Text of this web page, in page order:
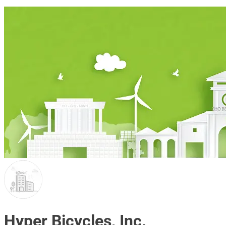
Hyper Bicycles, Inc.